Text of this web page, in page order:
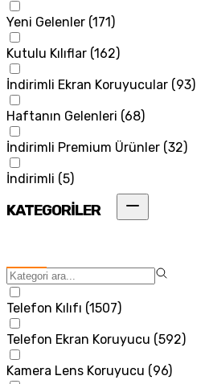
Yeni Gelenler (171 )
Kutulu Kılıflar (162)
İndirimli Ekran Koruyucular (93)
Haftanın Gelenleri (68)
İndirimli Premium Ürünler (32)
İndirimli (5)
KATEGORİLER
Telefon Kılıfı (1507)
Telefon Ekran Koruyucu (592)
Kamera Lens Koruyucu (96)